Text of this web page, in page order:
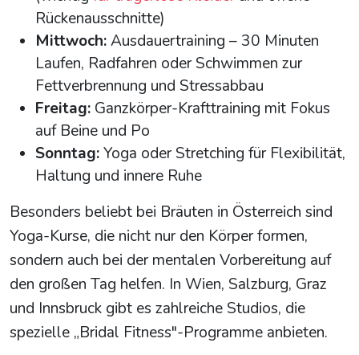
Rückenausschnitte)
Mittwoch:Ausdauertraining – 30 Minuten
Laufen, Radfahren oder Schwimmen zur
Fettverbrennung und Stressabbau
Freitag: Ganzkörper-Krafttraining mit Fokus
auf Beine und Po
Sonntag:Yoga oder Stretching für Flexibilität,
Haltung und innere Ruhe
Besonders beliebt bei Bräuten in Österreich sind
Yoga-Kurse, die nicht nur den Körper formen,
sondern auch bei der mentalen Vorbereitung auf
den großen Tag helfen. In Wien, Salzburg, Graz
und Innsbruck gibt es zahlreiche Studios, die
spezielle „Bridal Fitness"-Programme anbieten.